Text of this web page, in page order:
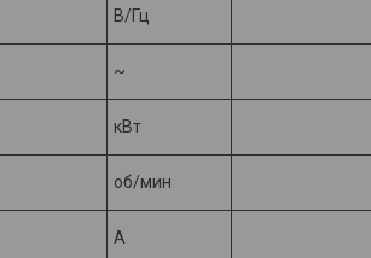
В/Гц
~
кВт
об/мин
А